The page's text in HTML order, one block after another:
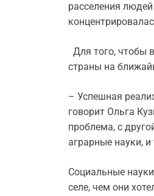
расселения
Для того, чтобы
страны на
– Успешная
говорит Ольга
проблема, с
аграрные науки, и
Социальные
селе, чем они